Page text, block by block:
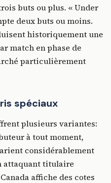
buts ou plus. « Under
deux buts ou moins.
historiquement une
match en phase de
particulièrement
spéciaux
plusieurs variantes:
à tout moment,
considérablement
attaquant titulaire
affiche des cotes